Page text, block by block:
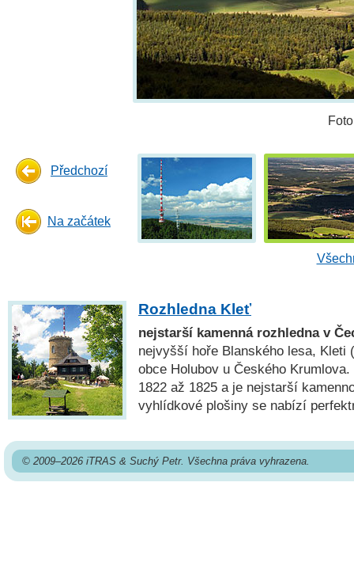
Předchozí
Na začátek
Rozhledna Kleť
nejstarší kamenná rozhledna v
nejvyšší hoře Blanského lesa, Kleti
obce Holubov u Českého
1822 až 1825 a je nejstarší
vyhlídkové plošiny se nabízí
© 2009–2026 iTRAS & Suchý Petr. Všechna práva vyhrazena.